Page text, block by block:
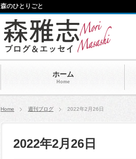
ホーム
Home
森のひとりごと
Home 週刊ブログ 2022年2月26日
2022年2月26日